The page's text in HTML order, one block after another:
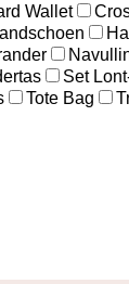
Wallet
Set
Tote Bag